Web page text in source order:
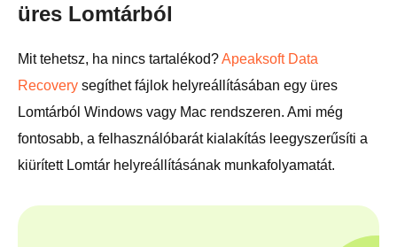
üres Lomtárból
Mit tehetsz, ha nincs tartalékod?Apeaksoft Data
Recovery segíthet fájlok helyreállításában egy üres
Lomtárból Windows vagy Mac rendszeren. Ami még
fontosabb, a felhasználóbarát kialakítás leegyszerűsíti a
kiürített Lomtár helyreállításának munkafolyamatát.